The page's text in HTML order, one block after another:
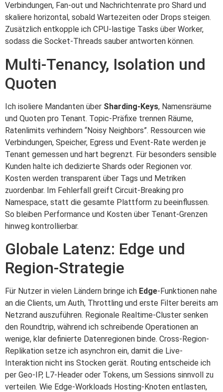
Verbindungen, Fan-out und Nachrichtenrate pro Shard und
skaliere horizontal, sobald Wartezeiten oder Drops steigen.
Zusätzlich entkopple ich CPU-lastige Tasks über Worker,
sodass die Socket-Threads sauber antworten können.
Multi-Tenancy, Isolation und
Quoten
Ich isoliere Mandanten über Sharding-Keys, Namensräume
und Quoten pro Tenant. Topic-Präfixe trennen Räume,
Ratenlimits verhindern “Noisy Neighbors”. Ressourcen wie
Verbindungen, Speicher, Egress und Event-Rate werden je
Tenant gemessen und hart begrenzt. Für besonders sensible
Kunden halte ich dedizierte Shards oder Regionen vor.
Kosten werden transparent über Tags und Metriken
zuordenbar. Im Fehlerfall greift Circuit-Breaking pro
Namespace, statt die gesamte Plattform zu beeinflussen.
So bleiben Performance und Kosten über Tenant-Grenzen
hinweg kontrollierbar.
Globale Latenz: Edge und
Region-Strategie
Für Nutzer in vielen Ländern bringe ich Edge-Funktionen nahe
an die Clients, um Auth, Throttling und erste Filter bereits am
Netzrand auszuführen. Regionale Realtime-Cluster senken
den Roundtrip, während ich schreibende Operationen an
wenige, klar definierte Datenregionen binde. Cross-Region-
Replikation setze ich asynchron ein, damit die Live-
Interaktion nicht ins Stocken gerät. Routing entscheide ich
per Geo-IP, L7-Header oder Tokens, um Sessions sinnvoll zu
verteilen. Wie Edge-Workloads Hosting-Knoten entlasten,